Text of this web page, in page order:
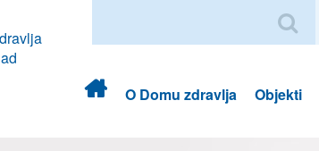
Dom
zdravlja
O Domu zdravlja Objekti